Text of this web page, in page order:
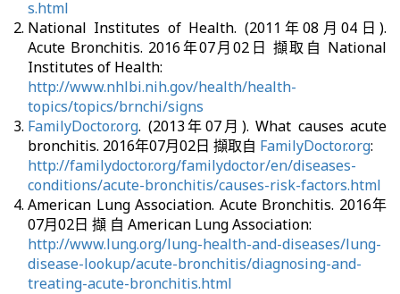
s.html
National Institutes of Health. (2011年08月04日).
Acute Bronchitis. 2016年07月02日 擷取自 National
Institutes of Health:
http://www.nhlbi.nih.gov/health/health-
topics/topics/brnchi/signs
FamilyDoctor.org. (2013年07月). What causes acute
bronchitis. 2016年07月02日 擷取自 FamilyDoctor.org:
http://familydoctor.org/familydoctor/en/diseases-
conditions/acute-bronchitis/causes-risk-factors.html
American Lung Association. Acute Bronchitis. 2016年
07月02日 擷 自 American Lung Association:
http://www.lung.org/lung-health-and-diseases/lung-
disease-lookup/acute-bronchitis/diagnosing-and-
treating-acute-bronchitis.html